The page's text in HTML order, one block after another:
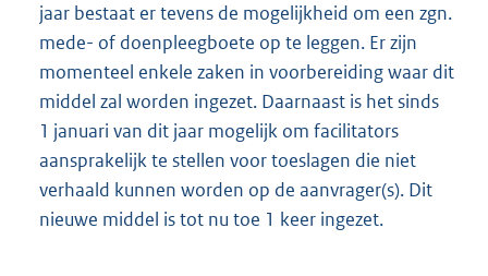
jaar bestaat er tevens de mogelijkheid om een zgn.
mede- of doenpleegboete op te leggen. Er zijn
momenteel enkele zaken in voorbereiding waar dit
middel zal worden ingezet. Daarnaast is het sinds
1 januari van dit jaar mogelijk om facilitators
aansprakelijk te stellen voor toeslagen die niet
verhaald kunnen worden op de aanvrager(s). Dit
nieuwe middel is tot nu toe 1 keer ingezet.